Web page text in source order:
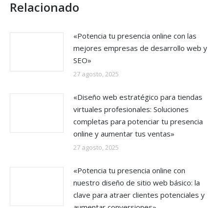
Relacionado
«Potencia tu presencia online con las
mejores empresas de desarrollo web y
SEO»
27 agosto, 2025
«Diseño web estratégico para tiendas
virtuales profesionales: Soluciones
completas para potenciar tu presencia
online y aumentar tus ventas»
27 agosto, 2025
«Potencia tu presencia online con
nuestro diseño de sitio web básico: la
clave para atraer clientes potenciales y